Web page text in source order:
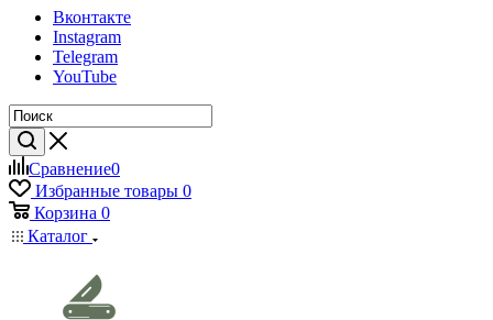
Вконтакте
Instagram
Telegram
YouTube
Сравнение0
Избранные товары 0
Корзина 0
Каталог